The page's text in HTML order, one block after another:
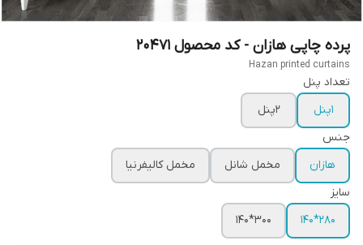
پرده چاپی هازان - کد محصول 20471
Hazan printed curtains
تعداد پنل
1پنل
2پنل
جنس
هازان
مخمل شانل
مخمل کالیفرنیا
سایز
280*140
300*140